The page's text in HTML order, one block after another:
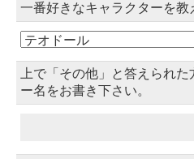
一番好きなキャラクターを教
上で「その他」と答えられ
ー名をお書き下さい。